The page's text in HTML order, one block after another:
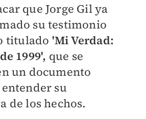
que Jorge Gil ya
su testimonio
titulado 'Mi Verdad:
1999', que se
un documento
su
de los hechos.